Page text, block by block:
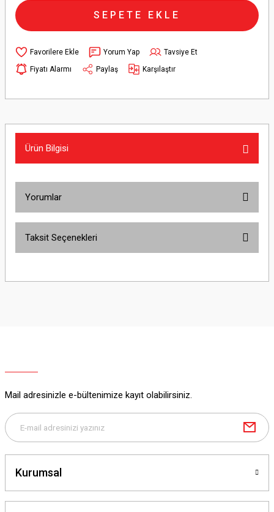
SEPETE EKLE
Yorum Yap
Tavsiye Et
Fiyatı Alarmı
Paylaş Karşılaştır
Ürün Bilgisi
Yorumlar
Yorum Yaz
Taksit Seçenekleri
Mail adresinizle e-bültenimize kayıt olabilirsiniz.
Kurumsal